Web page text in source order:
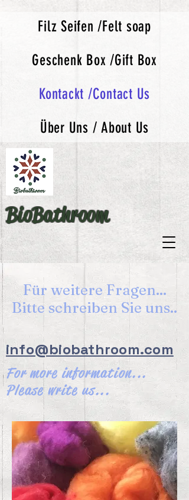
BioBathroom
Filz Seifen /Felt soap
Geschenk Box /Gift Box
Kontackt /Contact Us
Über Uns / About Us
Für weitere Fragen...
Bitte schreiben Sie uns..
info@biobathroom.com
For more information...
Please write us...